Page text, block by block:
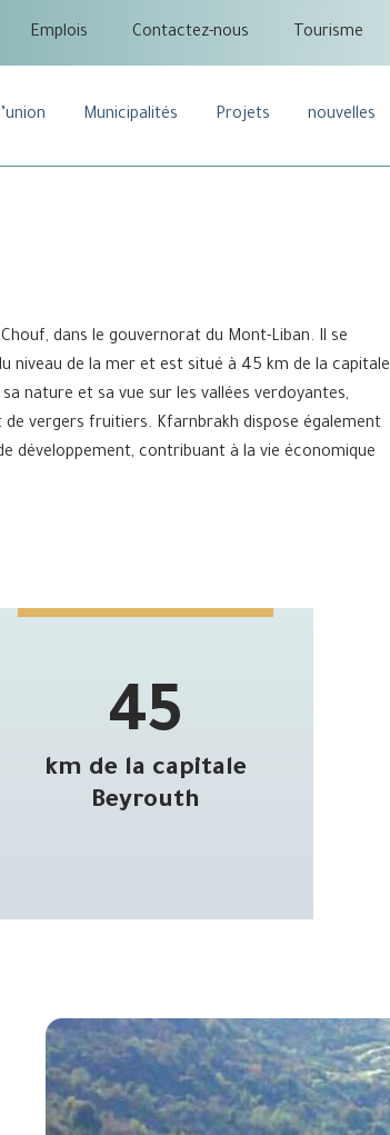
Emplois Contactez-nous Tourisme
Municipalités Projets nouvelles
dans le gouvernorat du Mont-Liban. Il se
niveau de la mer et est situé à 45 km de la capitale
nature et sa vue sur les vallées verdoyantes,
vergers fruitiers. Kfarnbrakh dispose également
développement, contribuant à la vie économique
45
km de la capitale
Beyrouth